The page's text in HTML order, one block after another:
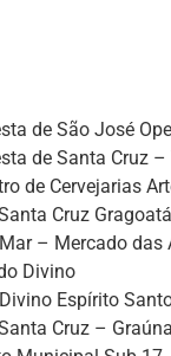
de São José
de Santa Cruz –
de Cervejarias
Cruz
– Mercado das
Divino
Espírito
Cruz – Graúna